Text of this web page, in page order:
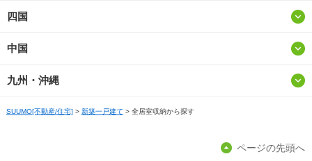
千葉
長野
富山
岐阜
静岡
三重
大阪
兵庫
京都
四国
徳島
香川
愛媛
中国
鳥取
島根
九州・沖縄
福岡
SUUMO[不動産/住宅] > 新築一戸建て > 全居室収納から探す
ページの先頭へ